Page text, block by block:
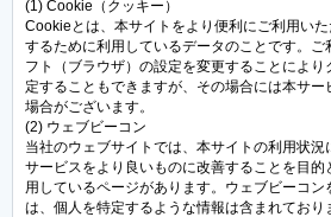
(1) Cookie（クッキー）
Cookieとは、本サイトをより便利にご利用い
するために利用しているデータのことです。
フト（ブラウザ）の設定を変更することによ
定することもできますが、その場合には本サ
場合がございます。
(2) ウェブビーコン
当社のウェブサイトでは、本サイトの利用状況
サービスをより良いものに改善することを目
用しているページがあります。ウェブビーコ
は、個人を特定するような情報は含まれており